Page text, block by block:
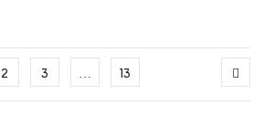
2 3 13